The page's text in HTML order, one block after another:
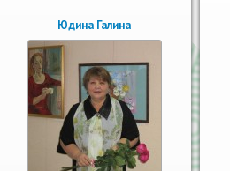
Юдина Галина